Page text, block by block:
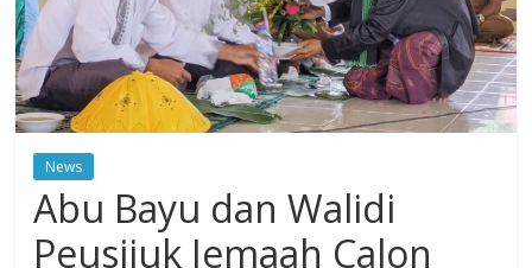
News
Abu Bayu dan Walidi
Peusijuk Jemaah Calon